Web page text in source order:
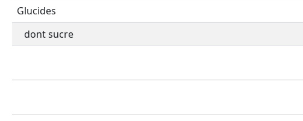
Glucides
dont sucre